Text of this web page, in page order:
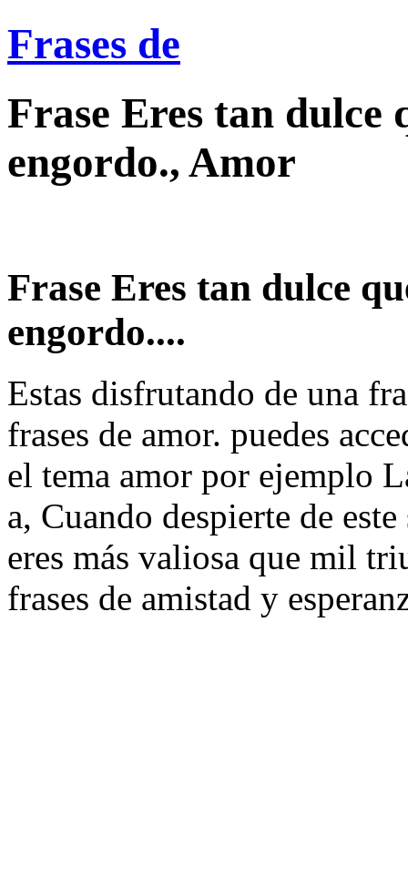
Frases de
Frase Eres tan dulce
engordo., Amor
Frase Eres tan dulce
engordo....
Estas disfrutando de una
frases de amor. puedes
el tema amor por ejemplo
a, Cuando despierte de
eres más valiosa que mil
frases de amistad y